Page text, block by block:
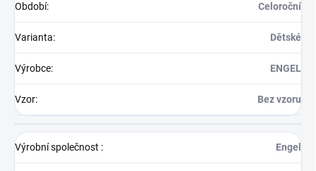
Období: Celoroční
Varianta: Dětské
Výrobce: ENGEL
Vzor: Bez vzoru
Výrobní společnost : Engel